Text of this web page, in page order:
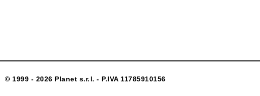
© 1999 - 2026 Planet s.r.l. - P.IVA 11785910156